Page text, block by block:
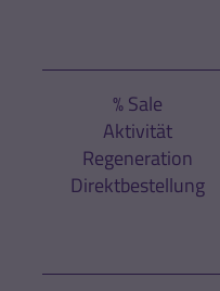
% Sale
Aktivität
Regeneration
Direktbestellung